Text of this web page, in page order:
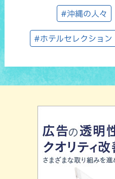
#沖縄の人々
#ホテルセレクショ